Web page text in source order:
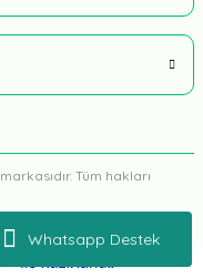
Whatsapp Destek
Tüm hakları